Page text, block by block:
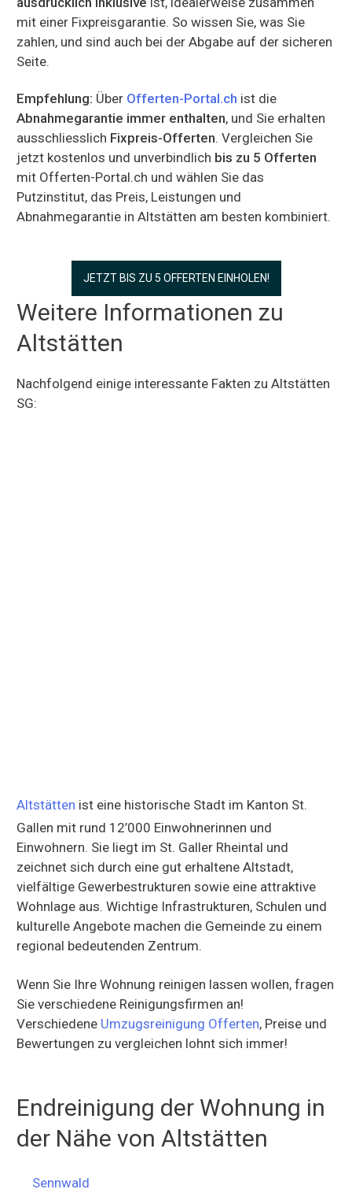
mit einer Fixpreisgarantie. So wissen Sie, was Sie
zahlen, und sind auch bei der Abgabe auf der sicheren
Seite.
Empfehlung: Über Offerten-Portal.ch ist die
Abnahmegarantie immer enthalten, und Sie erhalten
ausschliesslich Fixpreis-Offerten. Vergleichen Sie
jetzt kostenlos und unverbindlich bis zu 5 Offerten
mit Offerten-Portal.ch und wählen Sie das
Putzinstitut, das Preis, Leistungen und
Abnahmegarantie in Altstätten am besten kombiniert.
JETZT BIS ZU 5 OFFERTEN EINHOLEN!
Weitere Informationen zu
Altstätten
Nachfolgend einige interessante Fakten zu Altstätten
SG:
Altstätten ist eine historische Stadt im Kanton St.
Gallen mit rund 12’000 Einwohnerinnen und
Einwohnern. Sie liegt im St. Galler Rheintal und
zeichnet sich durch eine gut erhaltene Altstadt,
vielfältige Gewerbestrukturen sowie eine attraktive
Wohnlage aus. Wichtige Infrastrukturen, Schulen und
kulturelle Angebote machen die Gemeinde zu einem
regional bedeutenden Zentrum.
Wenn Sie Ihre Wohnung reinigen lassen wollen, fragen
Sie verschiedene Reinigungsfirmen an!
Verschiedene Umzugsreinigung Offerten, Preise und
Bewertungen zu vergleichen lohnt sich immer!
Endreinigung der Wohnung in
der Nähe von Altstätten
Sennwald